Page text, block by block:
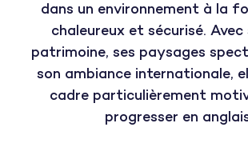
dans un environnement à la
chaleureux et sécurisé. Avec
patrimoine, ses paysages
son ambiance internationale,
cadre particulièrement
progresser en